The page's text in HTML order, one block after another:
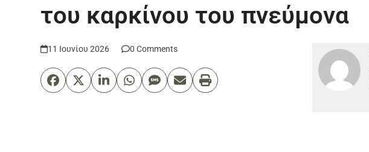
του καρκίνου του πνεύμονα
11 Ιουνίου 2026 0 Comments